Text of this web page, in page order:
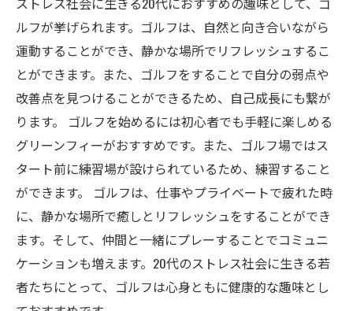
ルフが挙げられます。ゴルフは、自然と向き合いながら
運動することができ、静かな場所でリフレッシュするこ
とができます。また、ゴルフをすることで自分の弱点や
改善点を見つけることができるため、自己成長にも繋が
ります。 ゴルフを始めるには初心者でも手軽に楽しめる
グリーンフィーがおすすめです。また、ゴルフ場ではス
タート前に練習場が設けられているため、練習すること
ができます。 ゴルフは、仕事やプライベートで疲れた時
に、静かな場所で癒しとリフレッシュをすることができ
ます。そして、仲間と一緒にプレーすることでコミュニ
ケーションも増えます。20代のストレス社会に生きる若
者たちにとって、ゴルフは心身ともに健康的な趣味とし